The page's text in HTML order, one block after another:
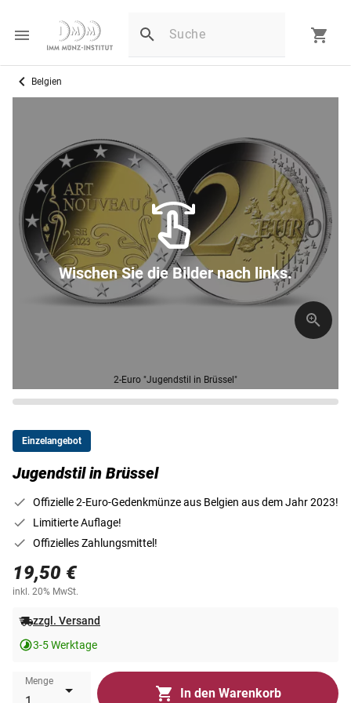
Belgien
2-Euro "Jugendstil in Brüssel"
Wischen Sie die Bilder nach links.
Einzelangebot
Jugendstil in Brüssel
Offizielle 2-Euro-Gedenkmünze aus Belgien aus dem Jahr 2023!
Limitierte Auflage!
Offizielles Zahlungsmittel!
19,50 €
inkl. 20% MwSt.
zzgl. Versand
3-5 Werktage
Menge
In den Warenkorb